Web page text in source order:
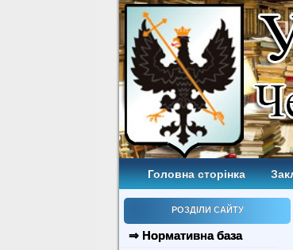
Головна сторінка
РОЗДІЛИ САЙТУ
⇒ Нормативна база